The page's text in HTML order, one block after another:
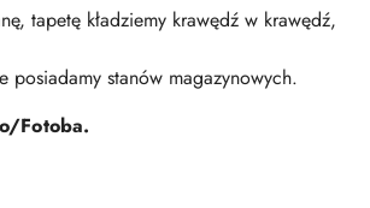
tapetę kładziemy krawędź w krawędź,
stanów magazynowych.
Fotoba.